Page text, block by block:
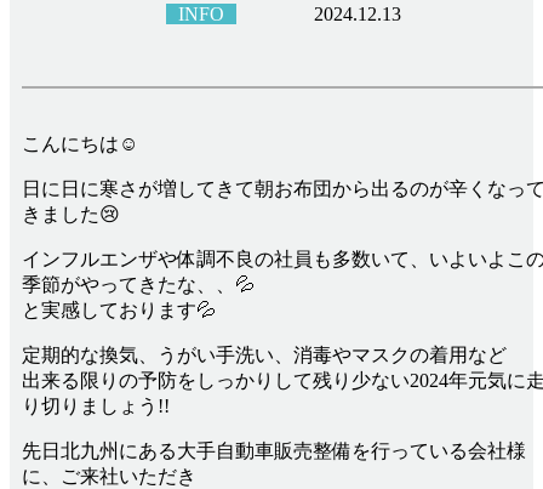
INFO 2024.12.13
こんにちは☺
日に日に寒さが増してきて朝お布団から出るのが辛くなっ
きました😢
インフルエンザや体調不良の社員も多数いて、いよいよこ
季節がやってきたな、、💦
と実感しております💦
定期的な換気、うがい手洗い、消毒やマスクの着用など
出来る限りの予防をしっかりして残り少ない2024年元気に
り切りましょう!!
先日北九州にある大手自動車販売整備を行っている会社様
に、ご来社いただき